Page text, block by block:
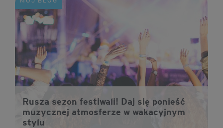
Rusza sezon festiwali! Daj się ponieść
muzycznej atmosferze w wakacyjnym
stylu